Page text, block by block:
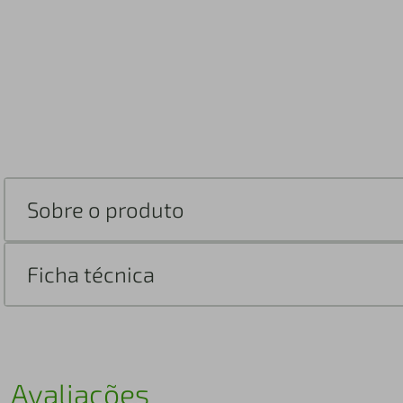
Sobre o produto
Ficha técnica
Avaliações